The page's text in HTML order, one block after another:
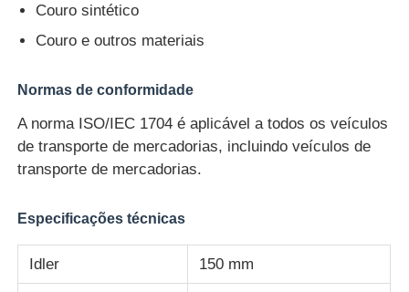
Equipamento de teste de calçados
Equipamento de ensaio de embalagens
Equipamento de ensaio de adesivos
Couro sintético
Couro e outros materiais
Normas de conformidade
A norma ISO/IEC 1704 é aplicável a todos os veículos
de transporte de mercadorias, incluindo veículos de
transporte de mercadorias.
Especificações técnicas
Idler 150 mm